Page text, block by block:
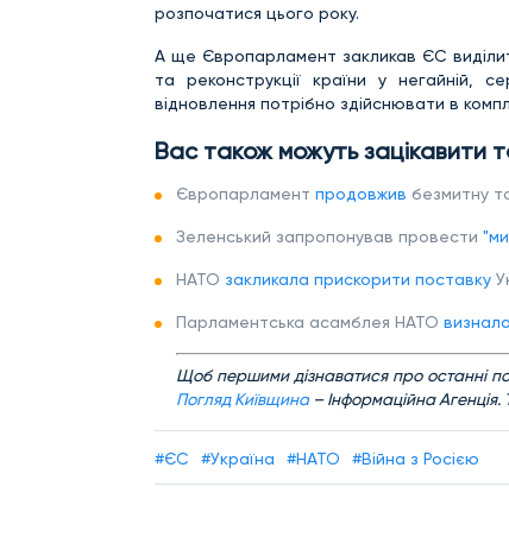
розпочатися цього року.
А ще Європарламент закликав ЄС
та реконструкції країни у негайній,
відновлення потрібно здійснювати в
Вас також можуть зацікавити
Європарламент продовжив безмитну
Зеленський запропонував провести
НАТО закликала прискорити поставку
Парламентська асамблея НАТО
Щоб першими дізнаватися про останні
Погляд Київщина – Інформаційна
#ЄС #Україна #НАТО #Війна з Росією